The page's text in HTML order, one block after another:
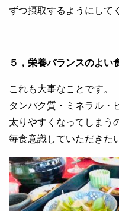
ずつ摂取するようにして
５，栄養バランスのよい
これも大事なことです。
タンパク質・ミネラル・
太りやすくなってしまう
毎食意識していただきた